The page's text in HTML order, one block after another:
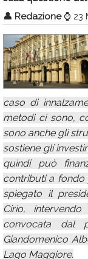
Eventi
Info Utili
Rubriche
Calendario
Annunci
👤 Redazione ⌚ 23
caso di
metodi ci sono,
sono anche gli
sostiene gli
quindi può
contributi a fondo
spiegato il
Cirio,
convocata dal
Giandomenico
Lago Maggiore.